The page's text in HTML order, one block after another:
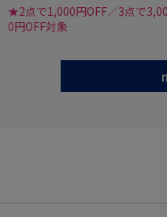
★2点で1,000円OFF／3点で3,00
0円OFF対象